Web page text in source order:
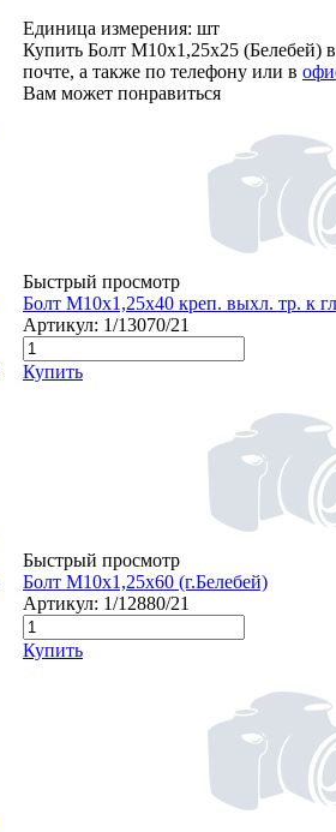
Единица измерения: шт
Купить Болт М10х1,25х25 (Белебей)
почте, а также по телефону или в
Вам может понравиться
Быстрый просмотр
Болт М10х1,25х40 креп. выхл. тр. к
Артикул: 1/13070/21
Купить
Быстрый просмотр
Болт М10х1,25х60 (г.Белебей)
Артикул: 1/12880/21
Купить